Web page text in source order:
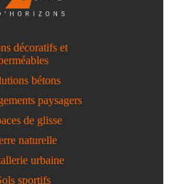
décoratifs et
bétons
paysagers
de glisse
naturelle
urbaine
sportifs